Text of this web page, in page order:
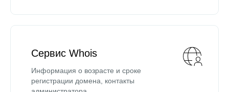
Сервис Whois
Информация о возрасте и сроке
регистрации домена, контакты